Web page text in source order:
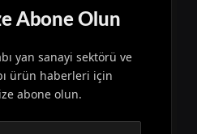
Abone Olun
yan sanayi sektörü ve
ürün haberleri için
abone olun.